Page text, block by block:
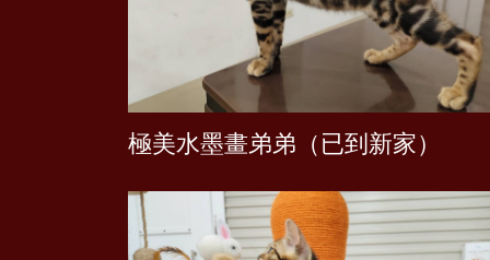
極美水墨畫弟弟（已到新家）